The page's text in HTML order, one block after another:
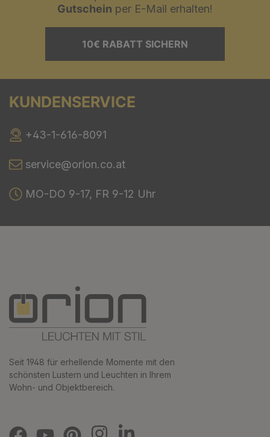
Gutschein per E-Mail erhalten!
10€ RABATT SICHERN
KUNDENSERVICE
+43-1-616-8091
service@orion.co.at
MO-DO 9-17, FR 9-12 Uhr
Seit 1948 für erhellende Momente mit den
schönsten Lustern und Leuchten in Ihrem
Wohn- und Objektbereich.